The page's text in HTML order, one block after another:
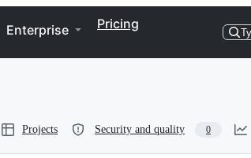
Enterprise Pricing
Projects Security and quality 0